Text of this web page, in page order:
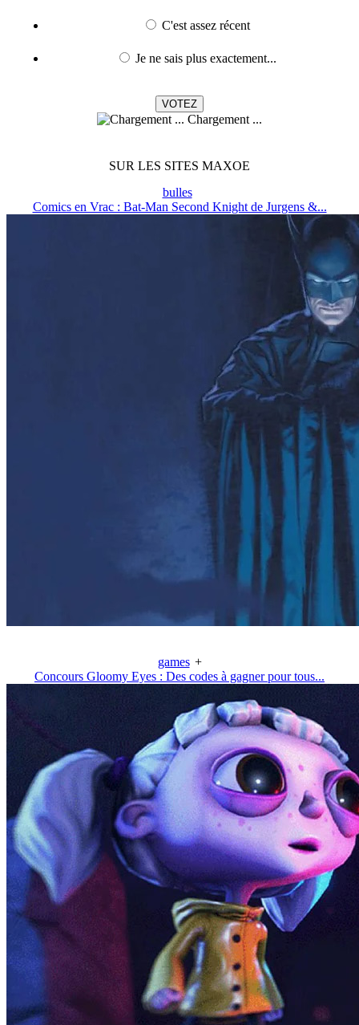
C'est assez récent
Je ne sais plus exactement...
Chargement ...
SUR LES SITES MAXOE
bulles
Comics en Vrac : Bat-Man Second Knight de Jurgens &...
games +
Concours Gloomy Eyes : Des codes à gagner pour tous...